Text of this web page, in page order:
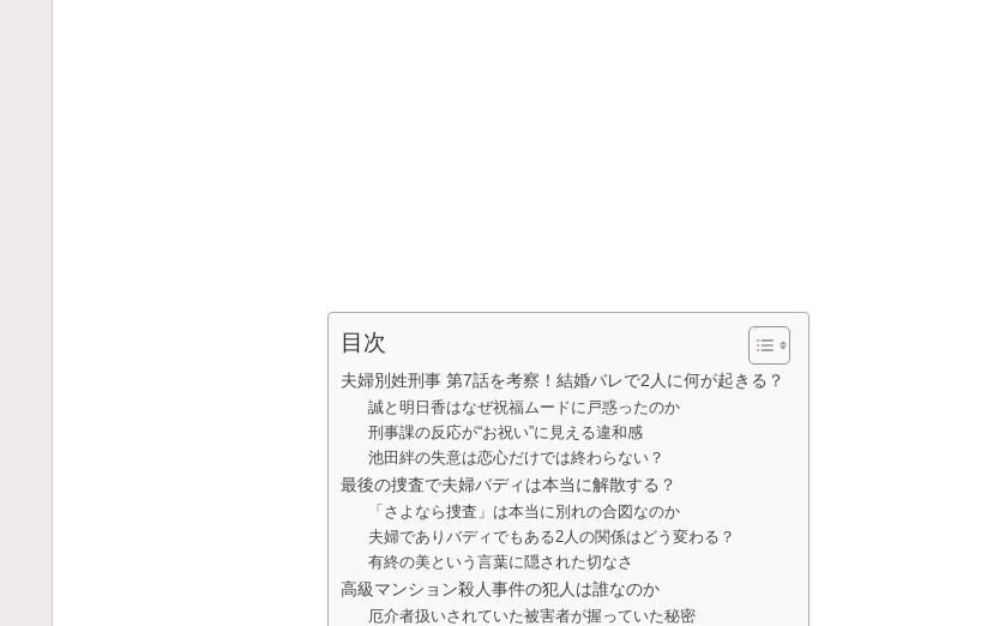
目次
夫婦別姓刑事 第7話を考察！結婚バレで2人に何が起きる？
誠と明日香はなぜ祝福ムードに戸惑ったのか
刑事課の反応が“お祝い”に見える違和感
池田絆の失意は恋心だけでは終わらない？
最後の捜査で夫婦バディは本当に解散する？
「さよなら捜査」は本当に別れの合図なのか
夫婦でありバディでもある2人の関係はどう変わる？
有終の美という言葉に隠された切なさ
高級マンション殺人事件の犯人は誰なのか
厄介者扱いされていた被害者が握っていた秘密